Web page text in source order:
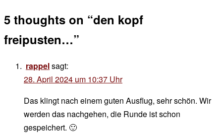
5 thoughts on “den kopf
freipusten…”
rappelsagt:
28. April 2024 um 10:37 Uhr
Das klingt nach einem guten Ausflug, sehr schön. Wir
werden das nachgehen, die Runde ist schon
gespeichert. 🙂